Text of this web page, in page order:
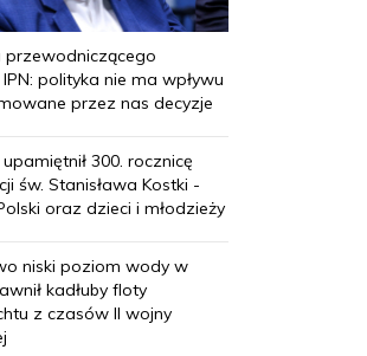
przewodniczącego
polityka nie ma wpływu
przez nas decyzje
300. rocznicę
św. Stanisława Kostki -
oraz dzieci i młodzieży
niski poziom wody w
kadłuby floty
z czasów II wojny